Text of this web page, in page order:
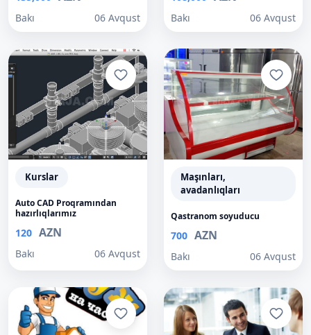
Bakı 06 Avqust Bakı 06 Avqust
Kurslar
Auto CAD Proqramından
hazırlıqlarımız
120 AZN
Bakı 06 Avqust
Maşınları,
avadanlıqları
Qastranom soyuducu
700 AZN
Bakı 06 Avqust